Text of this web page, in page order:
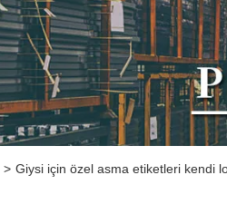
> Giysi için özel asma etiketleri kendi